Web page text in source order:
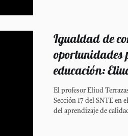
Igualdad de
oportunidades
educación:
El profesor Eliud
Sección 17 del SNTE en
del aprendizaje de